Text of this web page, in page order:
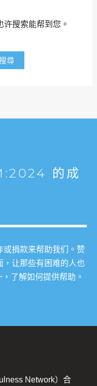
搜索能帮到您。
的成
或捐款来帮助我们。赞
，让那些有困难的人也
了解如何提供帮助。
Network）合